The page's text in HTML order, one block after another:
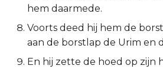
1 Timótheüs
hem daarmede.
Voorts deed hij hem de
aan de borstlap de Urim en
En hij zette de hoed op zijn